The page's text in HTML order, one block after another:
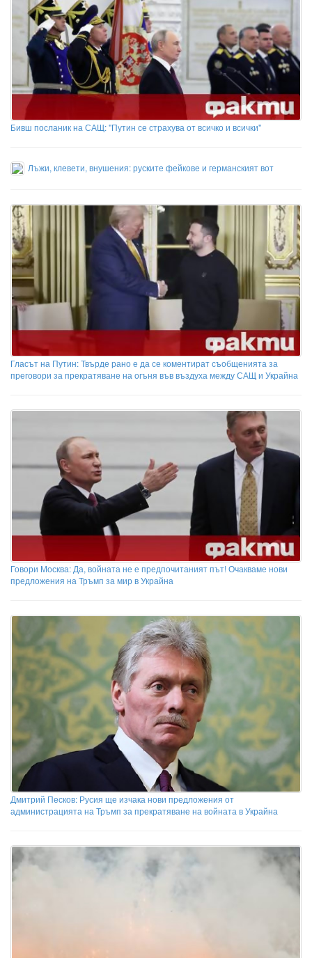
Бивш посланик на САЩ: "Путин се страхува от всичко и всички"
Лъжи, клевети, внушения: руските фейкове и германският вот
Гласът на Путин: Твърде рано е да се коментират съобщенията за
преговори за прекратяване на огъня във въздуха между САЩ и Украйна
Говори Москва: Да, войната не е предпочитаният път! Очакваме нови
предложения на Тръмп за мир в Украйна
Дмитрий Песков: Русия ще изчака нови предложения от
администрацията на Тръмп за прекратяване на войната в Украйна